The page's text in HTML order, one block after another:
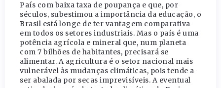
País com baixa taxa de poupança e que, por
séculos, subestimou a importância da educação, o
Brasil está longe de ter vantagem comparativa
em todos os setores industriais. Mas o país é uma
potência agrícola e mineral que, num planeta
com 7 bilhões de habitantes, precisará se
alimentar. A agricultura é o setor nacional mais
vulnerável às mudanças climáticas, pois tende a
ser abalada por secas imprevisíveis. A eventual